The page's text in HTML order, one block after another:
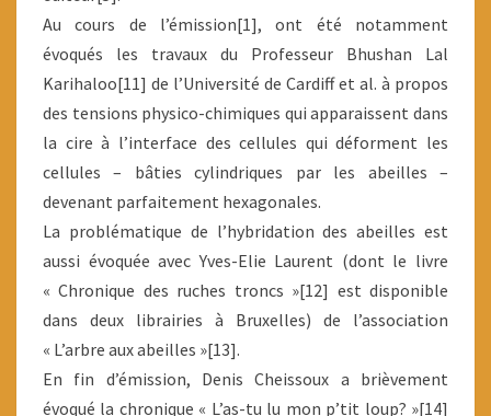
Au cours de l’émission[1], ont été notamment
évoqués les travaux du Professeur Bhushan Lal
Karihaloo[11] de l’Université de Cardiff et al. à propos
des tensions physico-chimiques qui apparaissent dans
la cire à l’interface des cellules qui déforment les
cellules – bâties cylindriques par les abeilles –
devenant parfaitement hexagonales.
La problématique de l’hybridation des abeilles est
aussi évoquée avec Yves-Elie Laurent (dont le livre
« Chronique des ruches troncs »[12] est disponible
dans deux librairies à Bruxelles) de l’association
« L’arbre aux abeilles »[13].
En fin d’émission, Denis Cheissoux a brièvement
évoqué la chronique « L’as-tu lu mon p’tit loup? »[14]